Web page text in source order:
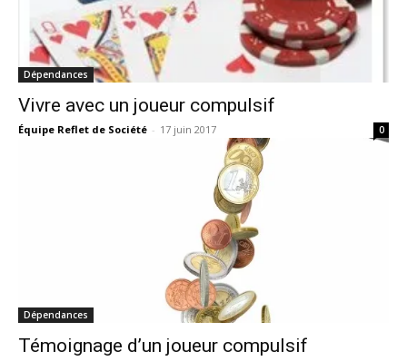
Dépendances
Vivre avec un joueur compulsif
Équipe Reflet de Société - 17 juin 2017 0
Dépendances
Témoignage d’un joueur compulsif